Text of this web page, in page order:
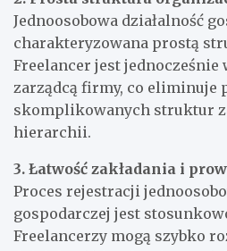
Jednoosobowa działalność
charakteryzowana prostą
Freelancer jest jednocześnie
zarządcą firmy, co eliminuje
skomplikowanych struktur
hierarchii.
3. Łatwość zakładania i
Proces rejestracji
gospodarczej jest
Freelancerzy mogą szybko